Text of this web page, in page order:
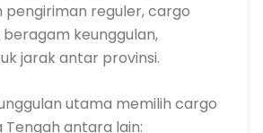
pengiriman reguler, cargo
keunggulan,
jarak antar provinsi.
utama memilih cargo
antara lain: